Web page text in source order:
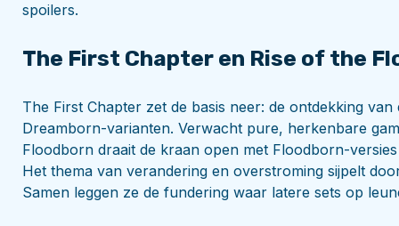
spoilers.
The First Chapter en Rise of the
The First Chapter zet de basis neer: de ontdekking
Dreamborn-varianten. Verwacht pure, herkenbare
Floodborn draait de kraan open met Floodborn-
Het thema van verandering en overstroming sijpelt
Samen leggen ze de fundering waar latere sets op